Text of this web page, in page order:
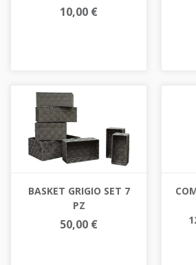
10,00 €
BASKET GRIGIO SET 7
PZ
50,00 €